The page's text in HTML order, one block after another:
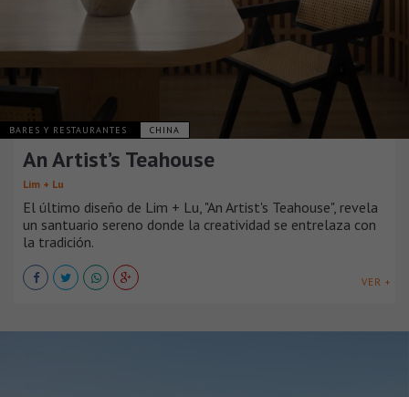
BARES Y RESTAURANTES CHINA
An Artist’s Teahouse
Lim + Lu
El último diseño de Lim + Lu, "An Artist's Teahouse", revela
un santuario sereno donde la creatividad se entrelaza con
la tradición.
VER +